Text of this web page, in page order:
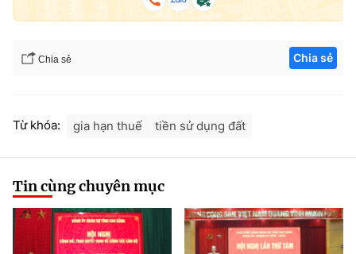
Chia sẻ Chia sẻ
Từ khóa: gia hạn thuế tiền sử dụng đất
Tin cùng chuyên mục